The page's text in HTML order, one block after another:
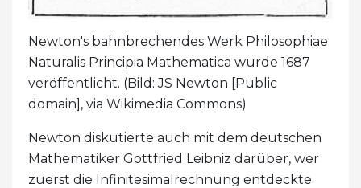
Newton's bahnbrechendes Werk Philosophiae
Naturalis Principia Mathematica wurde 1687
veröffentlicht. (Bild: JS Newton [Public
domain], via Wikimedia Commons)
Newton diskutierte auch mit dem deutschen
Mathematiker Gottfried Leibniz darüber, wer
zuerst die Infinitesimalrechnung entdeckte.